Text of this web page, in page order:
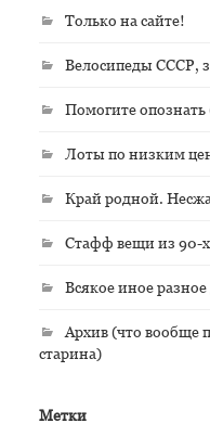
Только на сайте!
Велосипеды СССР,
Помогите
Лоты по низким
Край родной.
Стафф вещи из 90-х
Всякое иное разное
Архив (что вообще
старина)
Метки